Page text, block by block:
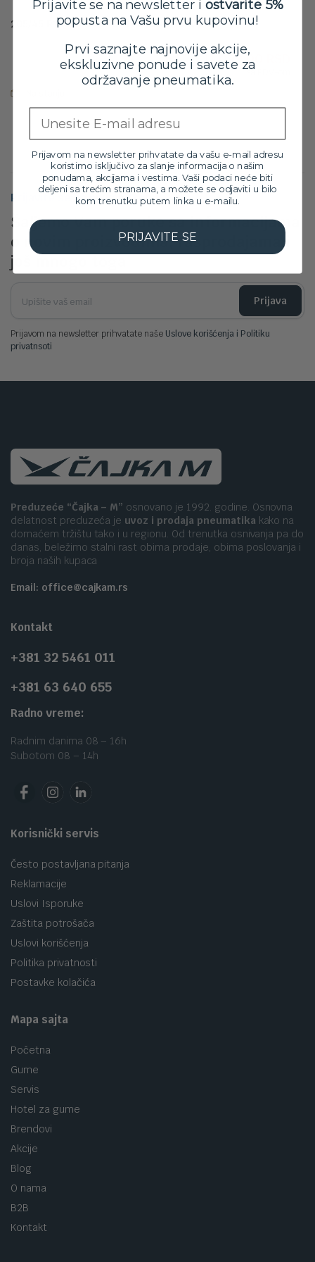
205/45 R16 FULDA SPORTCONTROL 83V FP
12,399.00
11,099.00
sa PDV-om
Prijavite se na newsletter
Šaljemo Vam poruke sa informacijama
o novim proizvodima, rasprodajama i
još mnogo toga
Prijava
Prijavom na newsletter prihvatate naše Uslove korišćenja i Politiku
privatnsoti
Preduzeće “Čajka – M” osnovano je 1992. godine. Osnovna
delatnost preduzeća je uvoz i prodaja pneumatika kako na
domaćem tržištu tako i u regionu. Od trenutka osnivanja pa do
danas, beležimo stalni rast obima prodaje, obima poslovanja i
broja naših kupaca
Email: office@cajkam.rs
Kontakt
+381 32 5461 011
+381 63 640 655
Radno vreme:
Radnim danima 08 – 16h
Subotom 08 – 14h
Korisnički servis
Često postavljana pitanja
Reklamacije
Uslovi Isporuke
Zaštita potrošača
Uslovi korišćenja
Politika privatnosti
Postavke kolačića
Mapa sajta
Početna
Gume
Servis
Hotel za gume
Brendovi
Akcije
Blog
O nama
B2B
Kontakt
Prijavite se na newsletter i ostvarite 5%
popusta na Vašu prvu kupovinu!
Prvi saznajte najnovije akcije,
ekskluzivne ponude i savete za
održavanje pneumatika.
Prijavom na newsletter prihvatate da vašu e-mail adresu
koristimo isključivo za slanje informacija o našim
ponudama, akcijama i vestima. Vaši podaci neće biti
deljeni sa trećim stranama, a možete se odjaviti u bilo
kom trenutku putem linka u e-mailu.
PRIJAVITE SE